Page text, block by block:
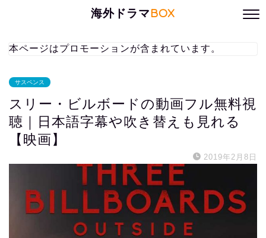
海外ドラマBOX
本ページはプロモーションが含まれています。
サスペンス
スリー・ビルボードの動画フル無料視
聴｜日本語字幕や吹き替えも見れる
【映画】
2019年2月8日